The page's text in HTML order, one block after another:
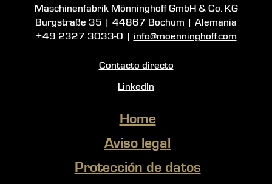
Maschinenfabrik Mönninghoff GmbH & Co. KG
Burgstraße 35
44867 Bochum
| Alemania
+49 2327 3033-0
info@moenninghoff.com
Contacto directo
LinkedIn
Home
Aviso legal
Protección de datos